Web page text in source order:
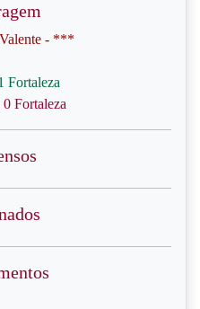
- ***
Fortaleza
Fortaleza